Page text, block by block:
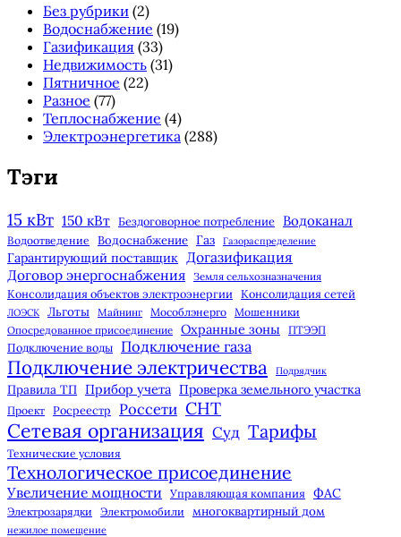
Без рубрики (2)
Водоснабжение (19)
Газификация (33)
Недвижимость (31)
Пятничное (22)
Разное (77)
Теплоснабжение (4)
Электроэнергетика (288)
Тэги
15 кВт 150 кВт Бездоговорное потребление Водоканал
Водоотведение Водоснабжение Газ Газораспределение
Гарантирующий поставщик Догазификация
Договор энергоснабжения Земля сельхозназначения
Консолидация объектов электроэнергии Консолидация сетей
ЛОЭСК Льготы Майнинг Мособлэнерго Мошенники
Опосредованное присоединение Охранные зоны ПТЭЭП
Подключение воды Подключение газа
Подключение электричества Подрядчик
Правила ТП Прибор учета Проверка земельного участка
Проект Росреестр Россети СНТ
Сетевая организация Суд Тарифы
Технические условия
Технологическое присоединение
Увеличение мощности Управляющая компания ФАС
Электрозарядки Электромобили многоквартирный дом
нежилое помещение